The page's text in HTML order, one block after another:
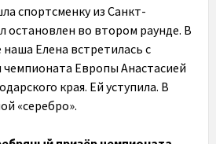
спортсменку из Санкт-
остановлен во втором раунде. В
Елена встретилась с
Европы Анастасией
края. Ей уступила. В
«серебро».